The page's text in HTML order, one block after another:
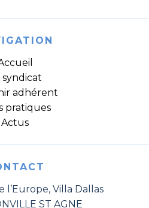
syndicat
adhérent
pratiques
Actus
l’Europe, Villa Dallas
ST AGNE